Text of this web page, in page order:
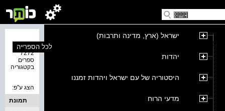
ישראל (ארץ, מדינה ותרבות)
יהדות
היסטוריה של עם ישראל ויהדות זמננו
מדעי הרוח
נמצאו
7272
ספרים
בקטגוריה
לכל הספרייה
הצג ע''פ:
תמונת